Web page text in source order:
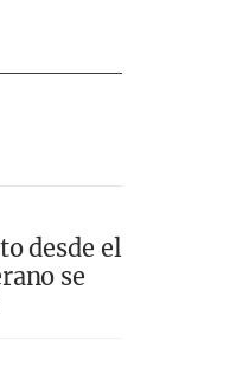
desde el
se